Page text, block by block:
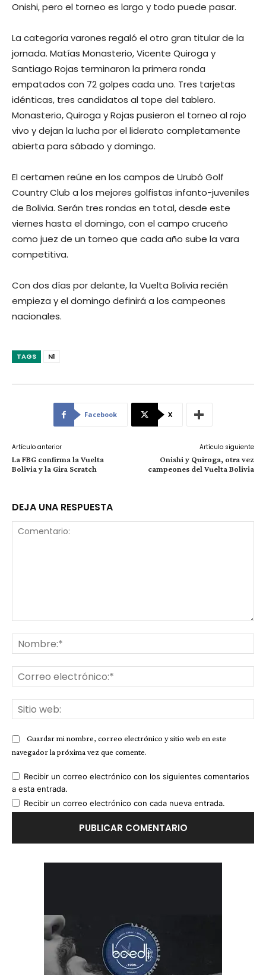
Onishi, pero el torneo es largo y todo puede pasar.
La categoría varones regaló el otro gran titular de la
jornada. Matías Monasterio, Vicente Quiroga y
Santiago Rojas terminaron la primera ronda
empatados con 72 golpes cada uno. Tres tarjetas
idénticas, tres candidatos al tope del tablero.
Monasterio, Quiroga y Rojas pusieron el torneo al rojo
vivo y dejan la lucha por el liderato completamente
abierta para sábado y domingo.
El certamen reúne en los campos de Urubó Golf
Country Club a los mejores golfistas infanto-juveniles
de Bolivia. Serán tres rondas en total, desde este
viernes hasta el domingo, con el campo cruceño
como juez de un torneo que cada año sube la vara
competitiva.
Con dos días por delante, la Vuelta Bolivia recién
empieza y el domingo definirá a los campeones
nacionales.
TAGS N1
Facebook X
Artículo anterior
La FBG confirma la Vuelta
Bolivia y la Gira Scratch
Artículo siguiente
Onishi y Quiroga, otra vez
campeones del Vuelta Bolivia
DEJA UNA RESPUESTA
Guardar mi nombre, correo electrónico y sitio web en este
navegador la próxima vez que comente.
Recibir un correo electrónico con los siguientes comentarios
a esta entrada.
Recibir un correo electrónico con cada nueva entrada.